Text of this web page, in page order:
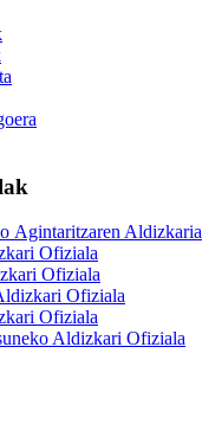
Agintaritzaren Aldizkaria
Ofiziala
Ofiziala
Ofiziala
Ofiziala
Aldizkari Ofiziala